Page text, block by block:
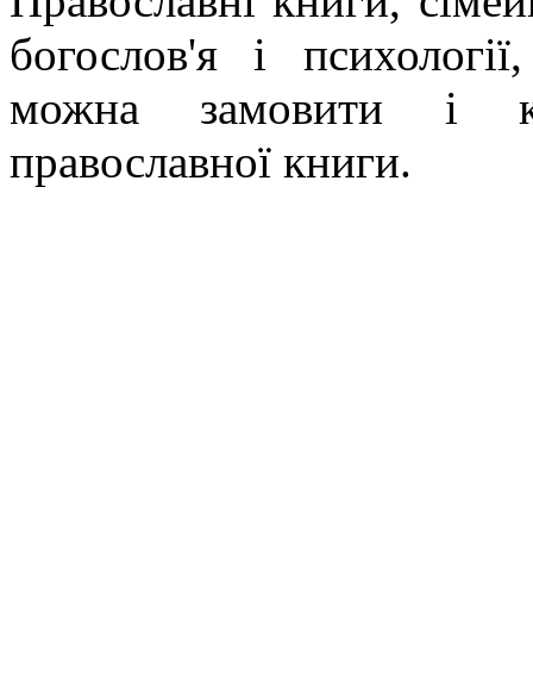
богослов'я і
можна замовити і
православної книги.